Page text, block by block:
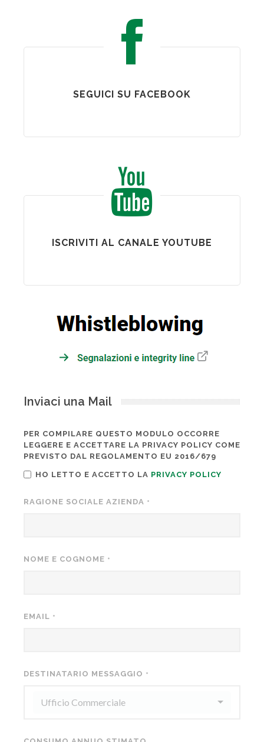
SEGUICI SU FACEBOOK
ISCRIVITI AL CANALE YOUTUBE
Inviaci una Mail
PER COMPILARE QUESTO MODULO OCCORRE
LEGGERE E ACCETTARE LA PRIVACY POLICY COME
PREVISTO DAL REGOLAMENTO EU 2016/679
HO LETTO E ACCETTO LA PRIVACY POLICY
RAGIONE SOCIALE AZIENDA *
NOME E COGNOME *
EMAIL *
DESTINATARIO MESSAGGIO *
Ufficio Commerciale